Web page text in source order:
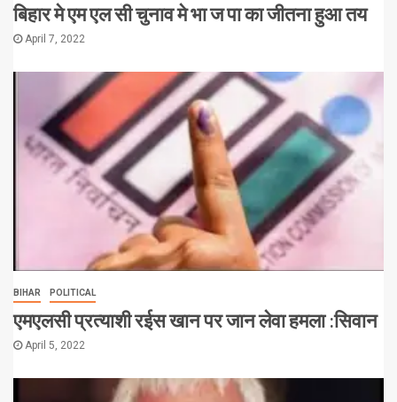
बिहार मे एम एल सी चुनाव मे भा ज पा का जीतना हुआ तय
April 7, 2022
BIHAR POLITICAL
एमएलसी प्रत्याशी रईस खान पर जान लेवा हमला :सिवान
April 5, 2022